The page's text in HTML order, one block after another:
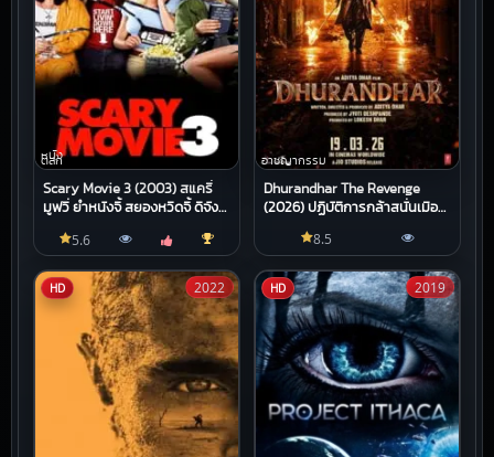
หนัง
ตลก
Scary Movie 3 (2003) สแครี่
มูฟวี่ ยำหนังจี้ สยองหวีดจี้ ดีจัง
5.6
อาชญากรรม
Dhurandhar The Revenge
(2026) ปฏิบัติการกล้าสนั่นเมือง
8.5
HD 2022 HD 2019